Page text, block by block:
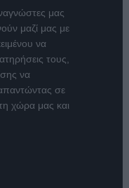
μας
μαζί μας με
να
τους,
να
σε
χώρα μας και